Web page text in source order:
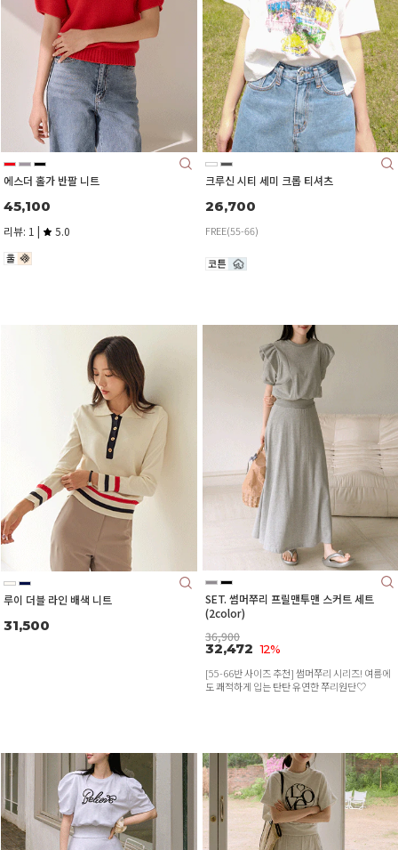
에스더 홀가 반팔 니트
45,100
리뷰: 1 | 5.0
크루신 시티 세미 크롭 티셔츠
26,700
FREE(55-66)
루이 더블 라인 배색 니트
31,500
SET. 썸머쭈리 프릴맨투맨 스커트 세트
(2color)
36,900
32,472 12%
[55-66반 사이즈 추천] 썸머쭈리 시리즈! 여름에
도 쾌적하게 입는 탄탄 유연한 쭈리원단♡